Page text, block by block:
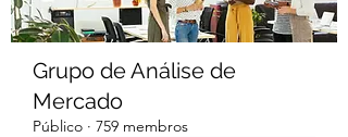
Grupo de Análise de
Mercado
Público · 759 membros